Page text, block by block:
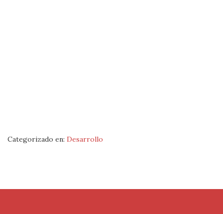
Categorizado en: Desarrollo